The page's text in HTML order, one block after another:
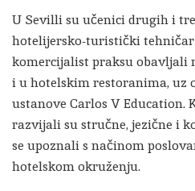
U Sevilli su učenici drugih i
hotelijersko-turistički
komercijalist praksu obavljali
i u hotelskim restoranima, uz
ustanove Carlos V Education.
razvijali su stručne, jezične i
se upoznali s načinom
hotelskom okruženju.